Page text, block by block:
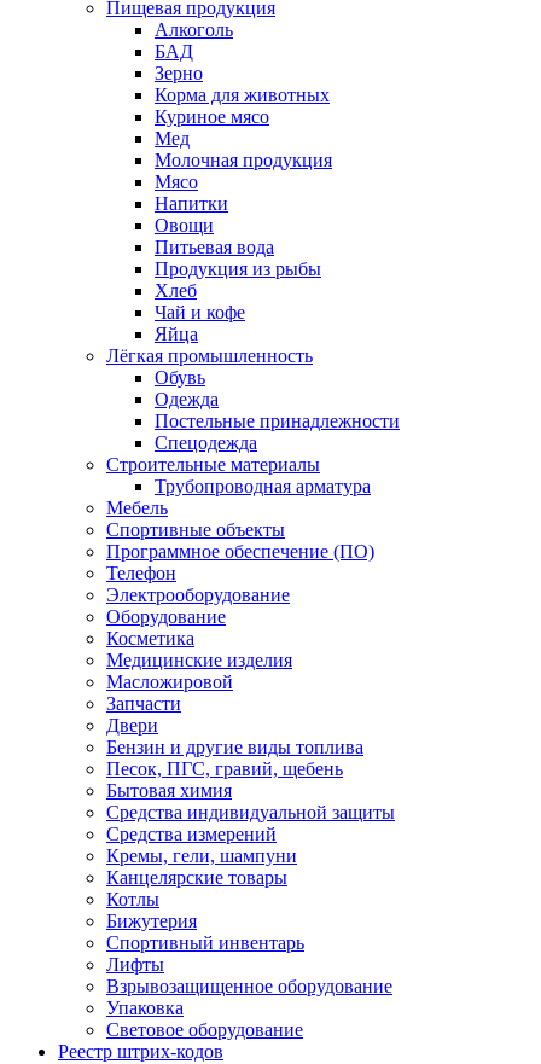
Пищевая продукция
Алкоголь
БАД
Зерно
Корма для животных
Куриное мясо
Мед
Молочная продукция
Мясо
Напитки
Овощи
Питьевая вода
Продукция из рыбы
Хлеб
Чай и кофе
Яйца
Лёгкая промышленность
Обувь
Одежда
Постельные принадлежности
Спецодежда
Строительные материалы
Трубопроводная арматура
Мебель
Спортивные объекты
Программное обеспечение (ПО)
Телефон
Электрооборудование
Оборудование
Косметика
Медицинские изделия
Масложировой
Запчасти
Двери
Бензин и другие виды топлива
Песок, ПГС, гравий, щебень
Бытовая химия
Средства индивидуальной защиты
Средства измерений
Кремы, гели, шампуни
Канцелярские товары
Котлы
Бижутерия
Спортивный инвентарь
Лифты
Взрывозащищенное оборудование
Упаковка
Световое оборудование
Реестр штрих-кодов